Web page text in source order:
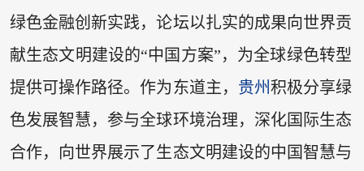
绿色金融创新实践，论坛以扎实的成果向世界贡
献生态文明建设的“中国方案”，为全球绿色转型
提供可操作路径。作为东道主， 贵州积极分享绿
色发展智慧，参与全球环境治理，深化国际生态
合作，向世界展示了生态文明建设的中国智慧与